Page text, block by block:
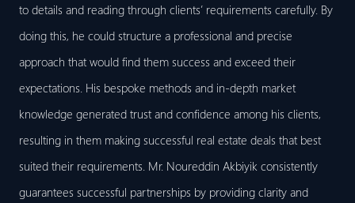
to details and reading through clients’ requirements carefully. By
doing this, he could structure a professional and precise
approach that would find them success and exceed their
expectations. His bespoke methods and in-depth market
knowledge generated trust and confidence among his clients,
resulting in them making successful real estate deals that best
suited their requirements. Mr. Noureddin Akbiyik consistently
guarantees successful partnerships by providing clarity and